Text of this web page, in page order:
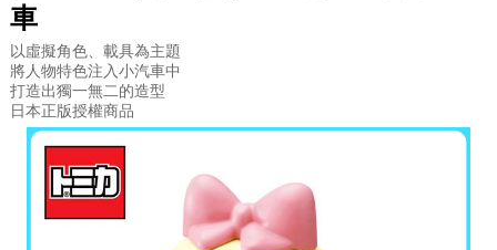
車
以虛擬角色、載具為主題
將人物特色注入小汽車中
打造出獨一無二的造型
日本正版授權商品